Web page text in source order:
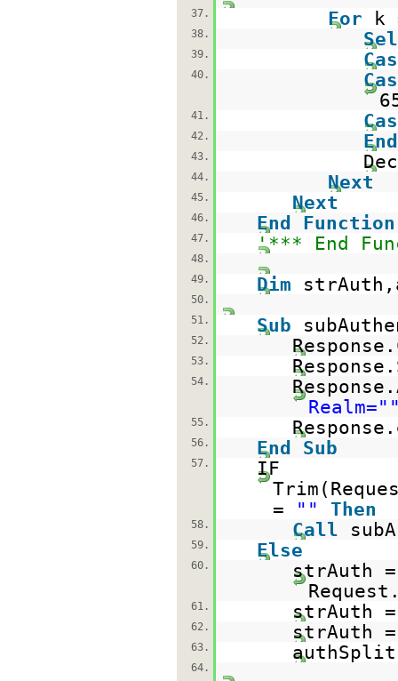
37.
For k
38.
39.
40.
41.
42. End
43.
44. Next
45. Next
46. End Function
47. '*** End
48.
49.
Dim
50.
51.
Sub
52.
53.
54.
Realm="
55.
56. End Sub
57.
IF
=
"" Then
58. Call
59. Else
60.
strAuth =
61. strAuth
62. strAuth
63.
64.